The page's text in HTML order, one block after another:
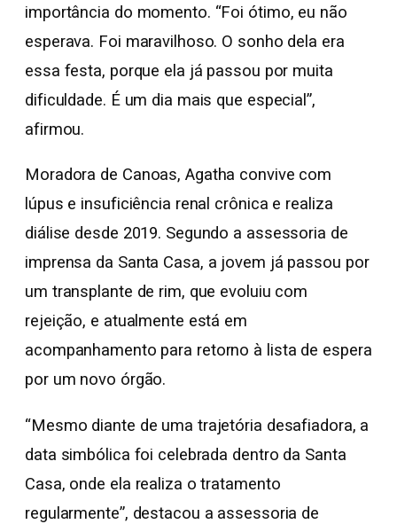
importância do momento. “Foi ótimo, eu não
esperava. Foi maravilhoso. O sonho dela era
essa festa, porque ela já passou por muita
dificuldade. É um dia mais que especial”,
afirmou.
Moradora de Canoas, Agatha convive com
lúpus e insuficiência renal crônica e realiza
diálise desde 2019. Segundo a assessoria de
imprensa da Santa Casa, a jovem já passou por
um transplante de rim, que evoluiu com
rejeição, e atualmente está em
acompanhamento para retorno à lista de espera
por um novo órgão.
“Mesmo diante de uma trajetória desafiadora, a
data simbólica foi celebrada dentro da Santa
Casa, onde ela realiza o tratamento
regularmente”, destacou a assessoria de